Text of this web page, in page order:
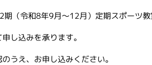
期（令和8年9月～12月）定期スポーツ教
し込みを承ります。
うえ、お申し込みください。